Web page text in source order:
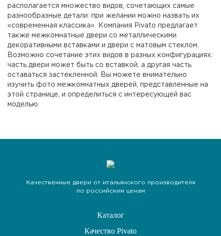
располагается множество видов, сочетающих самые
разнообразные детали: при желании можно назвать их
«современная классика». Компания Pivato предлагает
также межкомнатные двери со металлическими
декоративными вставками и двери с матовым стеклом.
Возможно сочетание этих видов в разных конфигурациях:
часть двери может быть со вставкой, а другая часть
оставаться застекленной. Вы можете внимательно
изучить фото межкомнатных дверей, представленные на
этой странице, и определиться с интересующей вас
моделью.
Качественные двери от итальянского производителя
по российским ценам
Каталог
Качество Pivato